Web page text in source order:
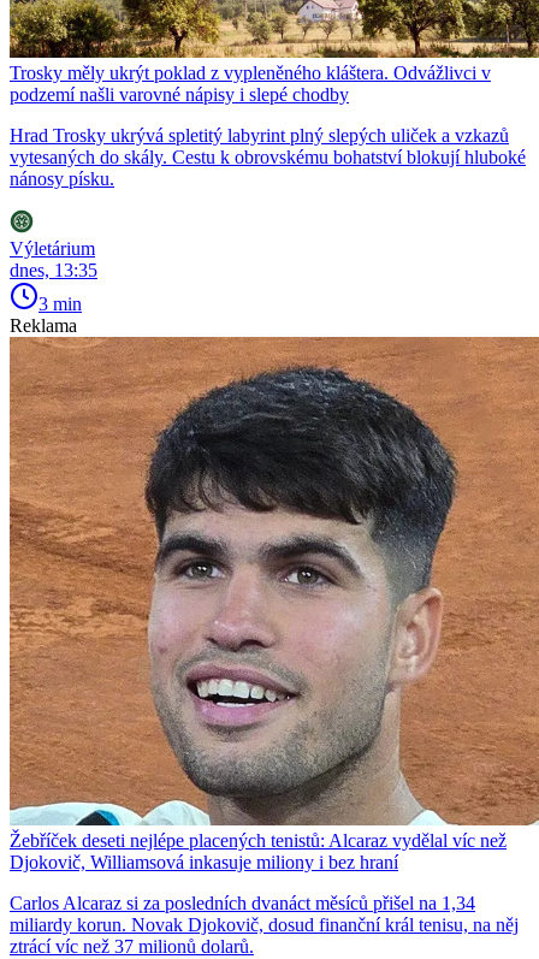
Trosky měly ukrýt poklad z vypleněného kláštera. Odvážlivci v
podzemí našli varovné nápisy i slepé chodby
Hrad Trosky ukrývá spletitý labyrint plný slepých uliček a vzkazů
vytesaných do skály. Cestu k obrovskému bohatství blokují hluboké
nánosy písku.
Výletárium
dnes, 13:35
3 min
Reklama
Žebříček deseti nejlépe placených tenistů: Alcaraz vydělal víc než
Djokovič, Williamsová inkasuje miliony i bez hraní
Carlos Alcaraz si za posledních dvanáct měsíců přišel na 1,34
miliardy korun. Novak Djokovič, dosud finanční král tenisu, na něj
ztrácí víc než 37 milionů dolarů.